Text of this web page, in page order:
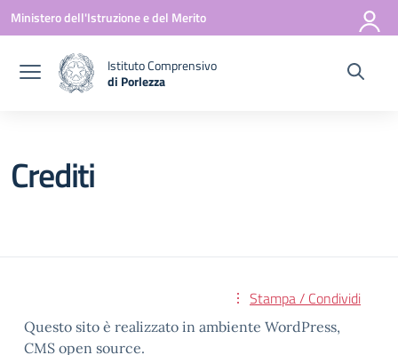
Vai ai contenuti
Vai al menu di navigazione
Vai al footer
Ministero dell'Istruzione e del Merito
Istituto Comprensivo
di Porlezza
Crediti
Stampa / Condividi
Questo sito è realizzato in ambiente WordPress,
CMS open source.